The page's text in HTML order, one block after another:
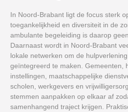
In Noord-Brabant ligt de focus sterk
toegankelijkheid en diversiteit in de
ambulante begeleiding is daarop
Daarnaast wordt in Noord-Brabant
lokale netwerken om de
geïntegreerd te maken. Gemeenten,
instellingen, maatschappelijke
scholen, werkgevers en
stemmen aanpakken op elkaar af
samenhangend traject krijgen.